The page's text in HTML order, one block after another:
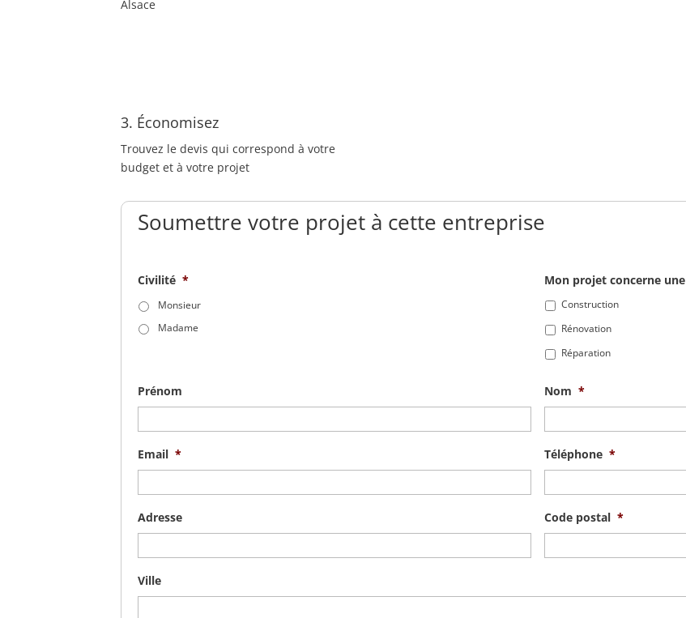
Alsace
3. Économisez
Trouvez le devis qui correspond à votre
budget et à votre projet
Soumettre votre projet à cette entreprise
Civilité *
Monsieur
Madame
Mon projet concerne une
Construction
Rénovation
Réparation
Prénom Nom *
Email * Téléphone *
Adresse Code postal *
Ville